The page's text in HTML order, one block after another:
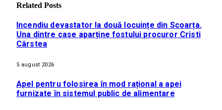
Related Posts
Incendiu devastator la două locuințe din Scoarța.
Una dintre case aparține fostului procuror Cristi
Cârstea
5 august 2026
Apel pentru folosirea în mod rațional a apei
furnizate în sistemul public de alimentare